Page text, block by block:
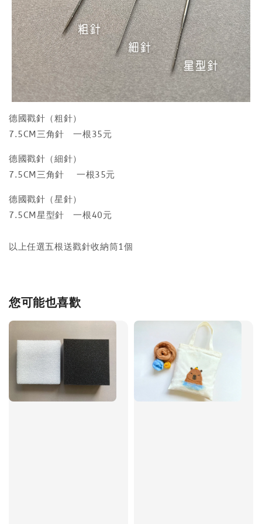
德國戳針（粗針）
7.5CM三角針 一根35元
德國戳針（細針）
7.5CM三角針 一根35元
德國戳針（星針）
7.5CM星型針 一根40元
以上任選五根送戳針收納筒1個
您可能也喜歡